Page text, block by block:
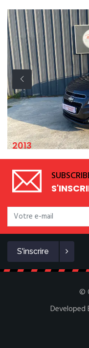
CHEVROLET SPARK
S'inscrire
©
Developed